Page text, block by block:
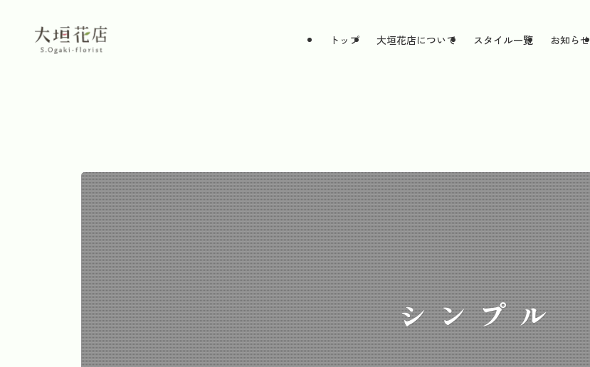
トップ 大垣花店について スタイル一覧 お知らせ
シンプル